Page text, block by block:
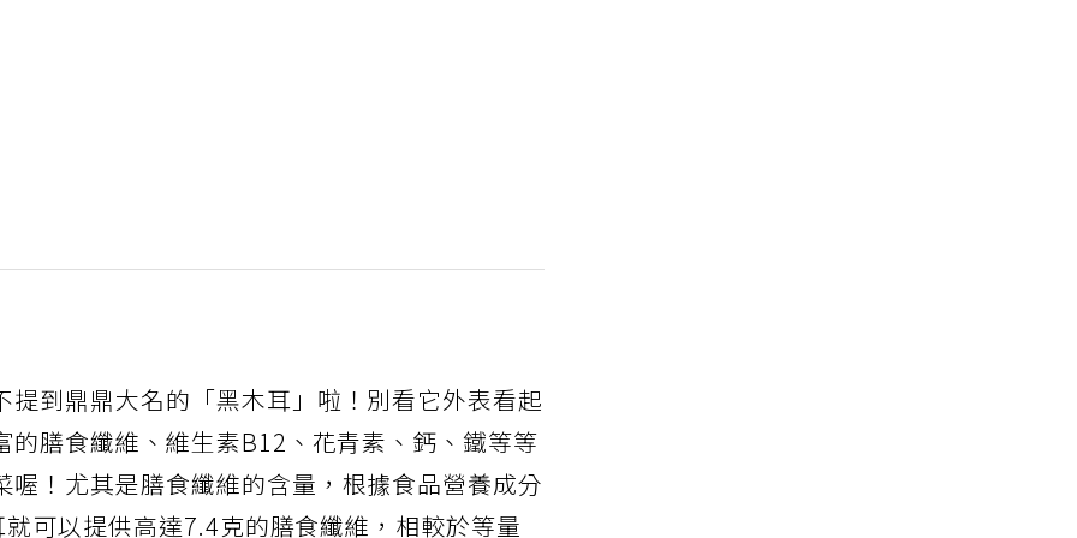
到鼎鼎大名的「黑木耳」啦！別看它外表看起
膳食纖維、維生素B12、花青素、鈣、鐵等等
！尤其是膳食纖維的含量，根據食品營養成分